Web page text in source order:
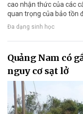
cao nhận thức của các
quan trọng của bảo tồn
Đa dạng sinh học
Quảng Nam có
nguy cơ sạt lở